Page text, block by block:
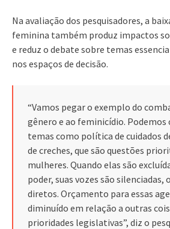
Na avaliação dos pesquisadores, a
feminina também produz impactos
e reduz o debate sobre temas
nos espaços de decisão.
“Vamos pegar o exemplo do
gênero e ao feminicídio.
temas como política de cuidados
de creches, que são questões
mulheres. Quando elas são
poder, suas vozes são silenciadas,
diretos. Orçamento para essas
diminuído em relação a outras
prioridades legislativas”, diz o